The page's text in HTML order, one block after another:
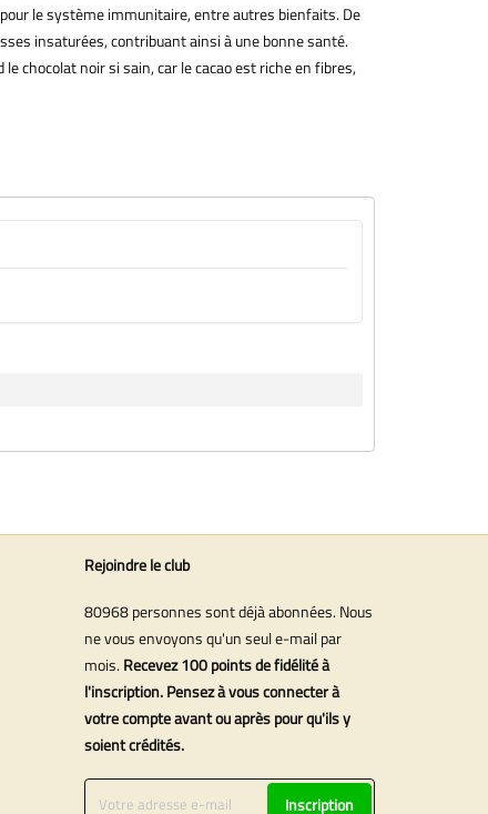
le système immunitaire, entre autres bienfaits. De
insaturées, contribuant ainsi à une bonne santé.
le chocolat noir si sain, car le cacao est riche en fibres,
Rejoindre le club
80968 personnes sont déjà abonnées. Nous
ne vous envoyons qu'un seul e-mail par
mois. Recevez 100 points de fidélité à
l'inscription. Pensez à vous connecter à
votre compte avant ou après pour qu'ils y
soient crédités.
Inscription